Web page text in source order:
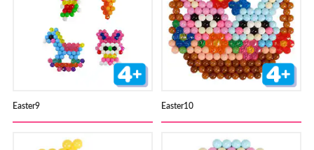
Easter9 Easter10